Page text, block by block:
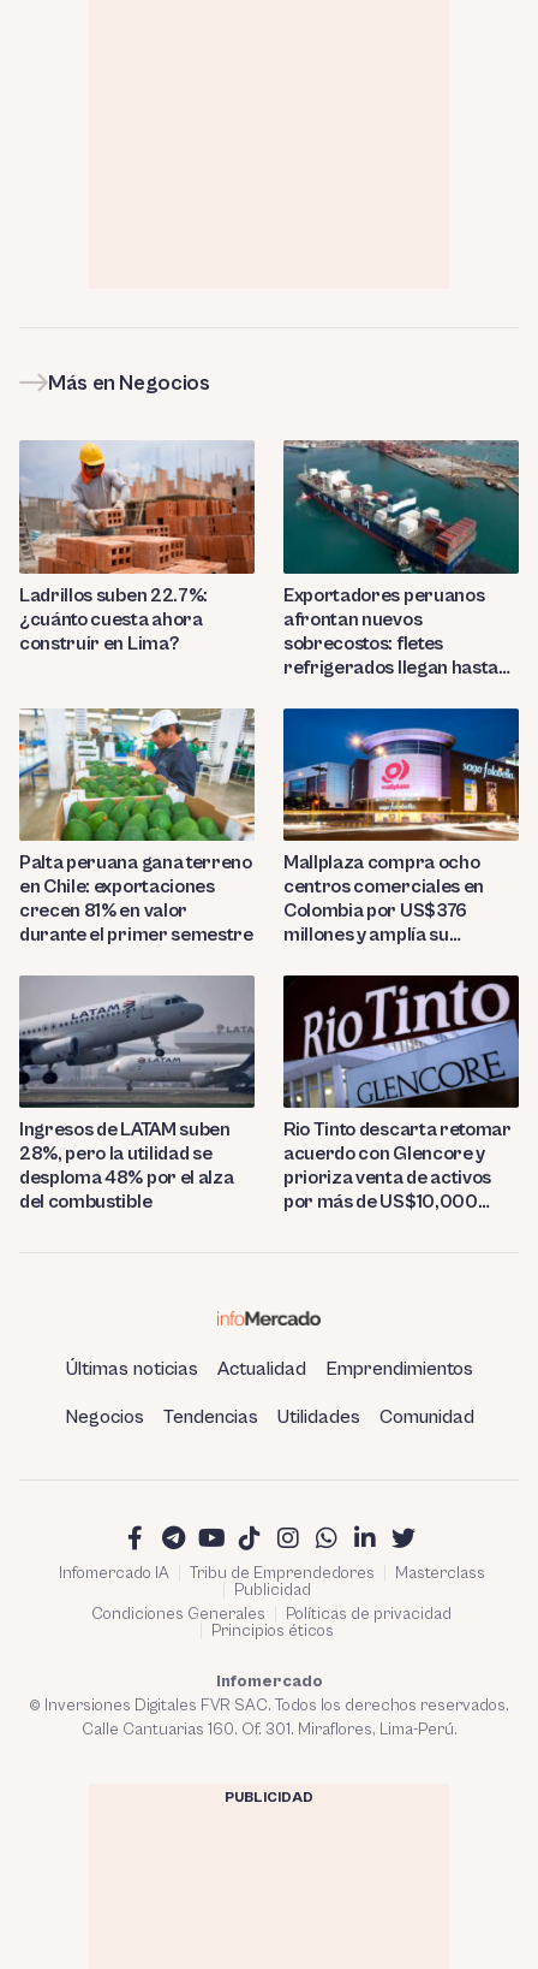
Más en Negocios
Ladrillos suben 22.7%:
¿cuánto cuesta ahora
construir en Lima?
Exportadores peruanos
afrontan nuevos
sobrecostos: fletes
refrigerados llegan hasta
Palta peruana gana terreno
en Chile: exportaciones
crecen 81% en valor
durante el primer semestre
Mallplaza compra ocho
centros comerciales en
Colombia por US$376
millones y amplía su
Ingresos de LATAM suben
28%, pero la utilidad se
desploma 48% por el alza
del combustible
Rio Tinto descarta retomar
acuerdo con Glencore y
prioriza venta de activos
por más de US$10,000
Últimas noticias Actualidad Emprendimientos
Negocios Tendencias Utilidades Comunidad
Infomercado IA Tribu de Emprendedores
Masterclass
Publicidad
Condiciones Generales
Políticas de privacidad
Principios éticos
Infomercado
© Inversiones Digitales FVR SAC. Todos los derechos reservados.
Calle Cantuarias 160. Of. 301. Miraflores, Lima-Perú.
PUBLICIDAD